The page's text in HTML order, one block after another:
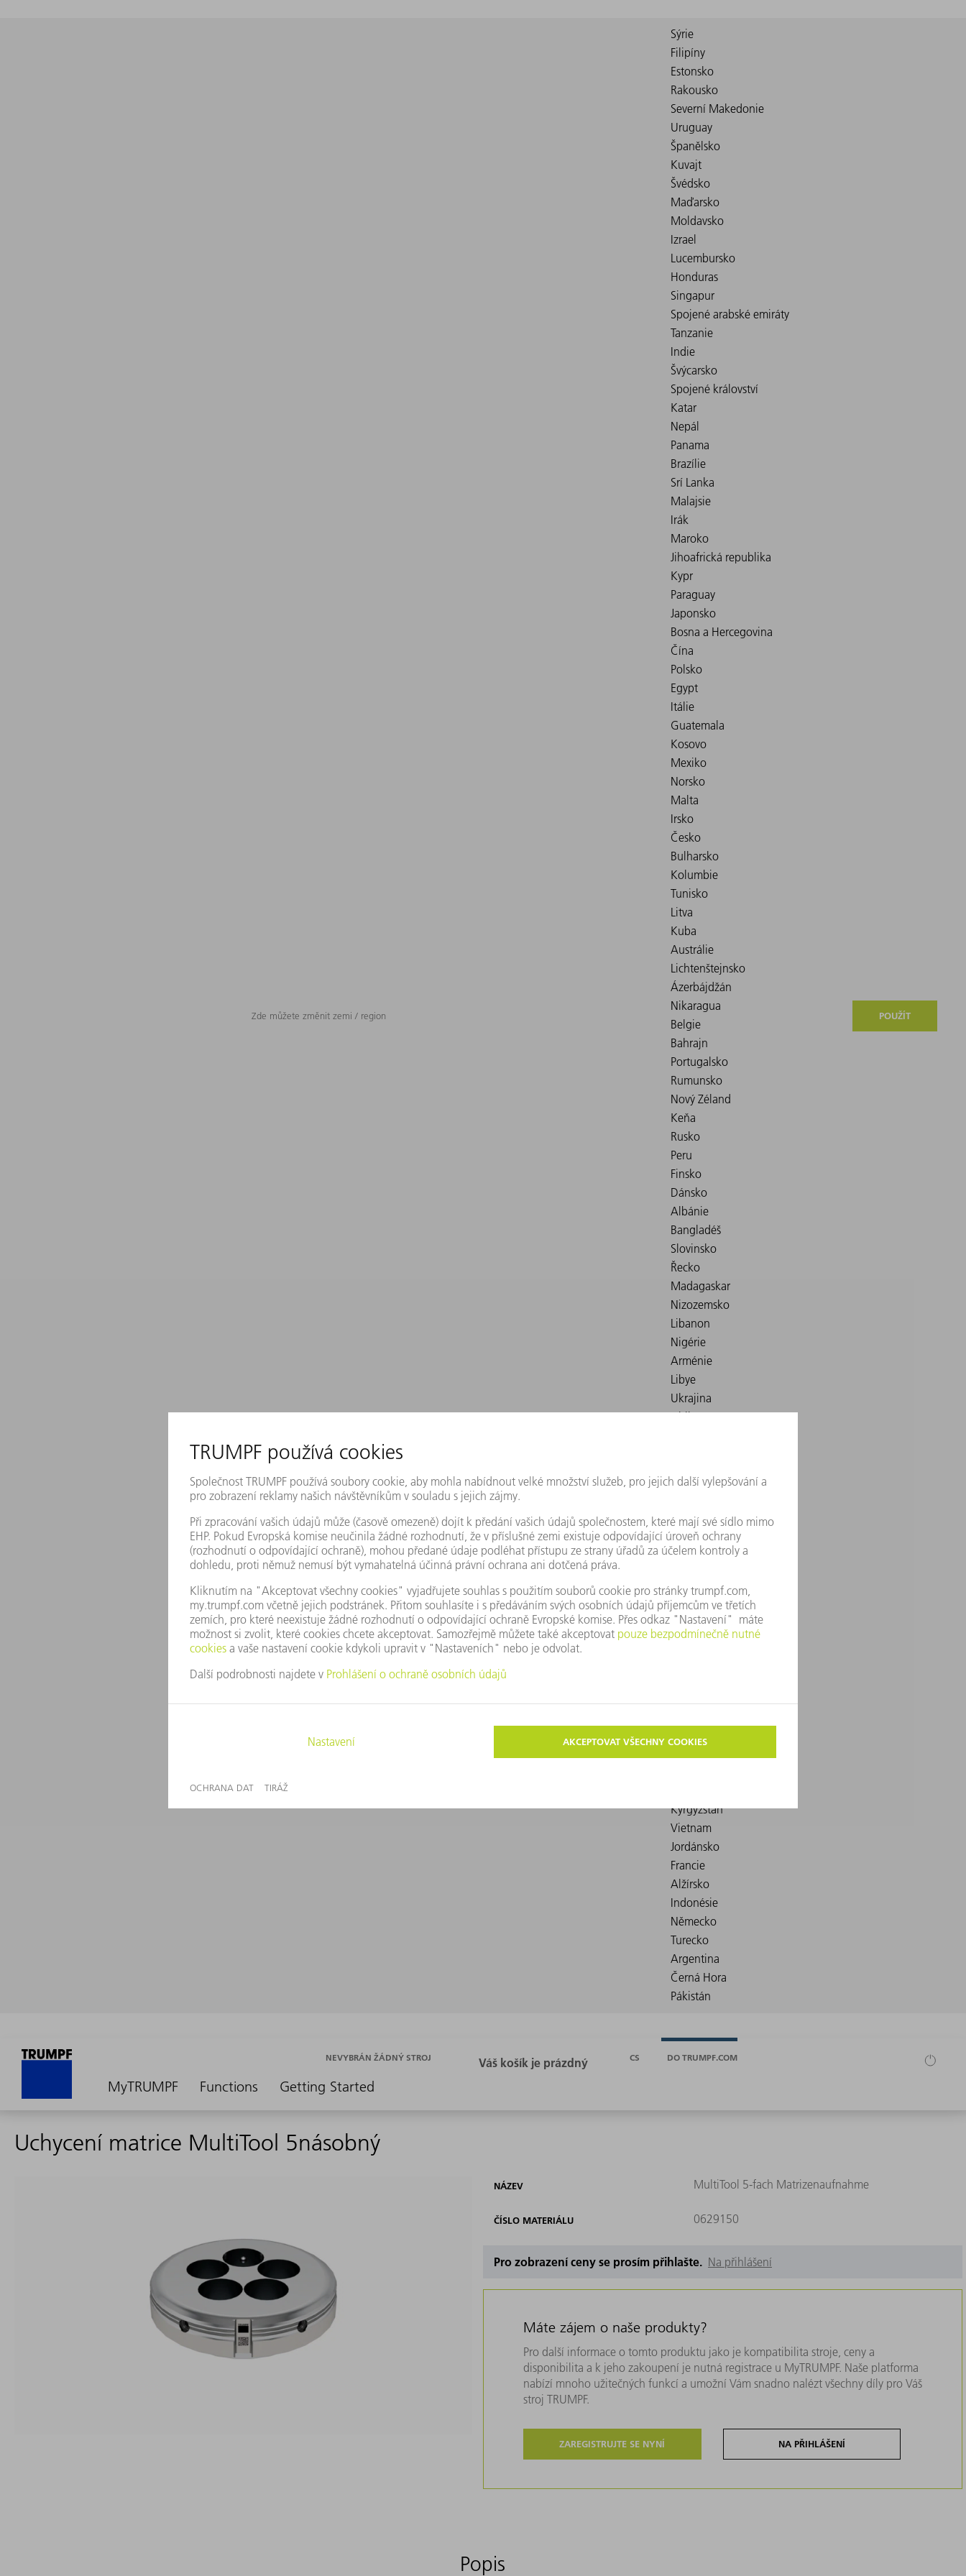
Zde můžete změnit zemi / region POUŽÍT
MyTRUMPF Functions Getting Started
NEVYBRÁN ŽÁDNÝ STROJ CS DO TRUMPF.COM
Uchycení matrice MultiTool 5násobný
NÁZEV MultiTool 5-fach Matrizenaufnahme
ČÍSLO MATERIÁLU 0629150
Pro zobrazení ceny se prosím přihlašte. Na přihlášení
Máte zájem o naše produkty?
Pro další informace o tomto produktu jako je kompatibilita stroje, ceny a
disponibilita a k jeho zakoupení je nutná registrace u MyTRUMPF. Naše platforma
nabízí mnoho užitečných funkcí a umožní Vám snadno nalézt všechny díly pro Váš
stroj TRUMPF.
ZAREGISTRUJTE SE NYNÍ NA PŘIHLÁŠENÍ
Popis